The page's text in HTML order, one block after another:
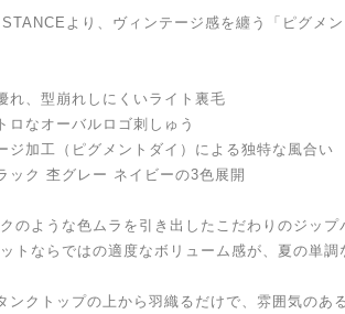
より、ヴィンテージ感を纏う「ピグメ
れ、型崩れしにくいライト裏毛
ロなオーバルロゴ刺しゅう
ジ加工（ピグメントダイ）による独特な風合い
ック 杢グレー ネイビーの3色展開
のような色ムラを引き出したこだわりのジップ
トならではの適度なボリューム感が、夏の単調
ンクトップの上から羽織るだけで、雰囲気のあ